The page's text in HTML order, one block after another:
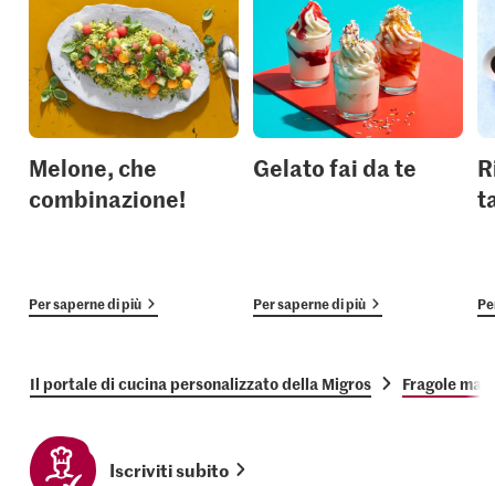
Melone, che
combinazione!
Per saperne di più
Gelato fai da te
Per saperne di più
Il portale di cucina personalizzato della Migros Fragole
Iscriviti subito